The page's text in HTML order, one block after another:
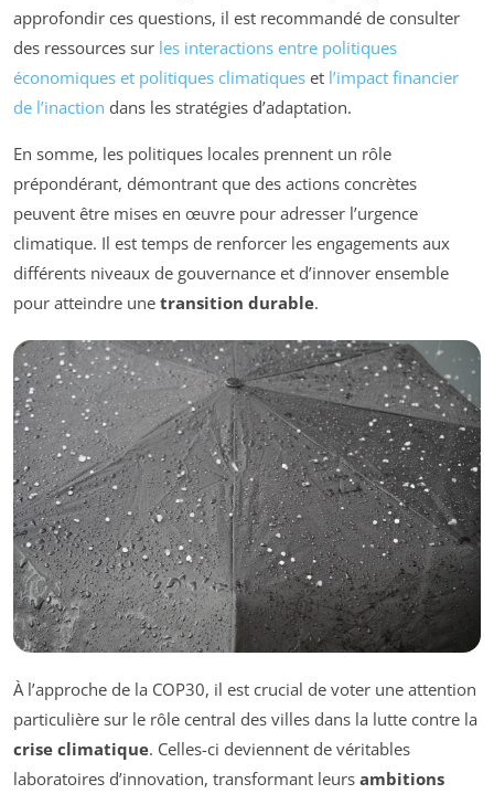
approfondir ces questions, il est recommandé de consulter
des ressources sur les interactions entre politiques
économiques et politiques climatiques et l’impact financier
de l’inaction dans les stratégies d’adaptation.
En somme, les politiques locales prennent un rôle
prépondérant, démontrant que des actions concrètes
peuvent être mises en œuvre pour adresser l’urgence
climatique. Il est temps de renforcer les engagements aux
différents niveaux de gouvernance et d’innover ensemble
pour atteindre une transition durable.
À l’approche de la COP30, il est crucial de voter une attention
particulière sur le rôle central des villes dans la lutte contre la
crise climatique. Celles-ci deviennent de véritables
laboratoires d’innovation, transformant leurs ambitions